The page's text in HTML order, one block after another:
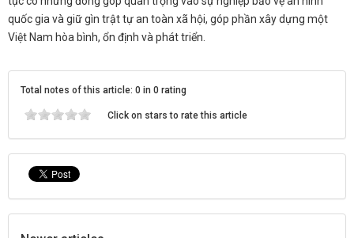
quốc gia và giữ gìn trật tự an toàn xã hội, góp phần xây dựng một
Việt Nam hòa bình, ổn định và phát triển.
Total notes of this article: 0 in 0 rating
Click on stars to rate this article